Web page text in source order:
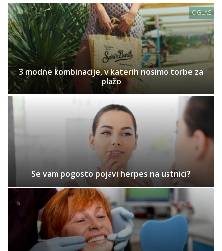
OGLAS
3 modne kombinacije, v katerih nosimo torbe za
plažo
Se vam pogosto pojavi herpes na ustnici?